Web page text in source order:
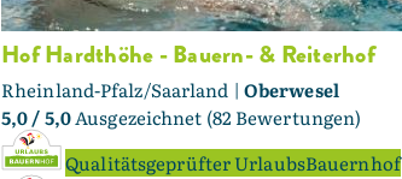
Hof Hardthöhe - Bauern- & Reiterhof
Rheinland-Pfalz/Saarland | Oberwesel
5,0/ 5,0Ausgezeichnet (82 Bewertungen)
Qualitätsgeprüfter UrlaubsBauernhof